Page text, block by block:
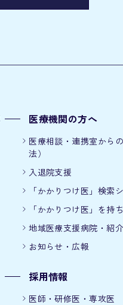
医療機関の方へ
医療相談・連携室から
法）
入退院支援
「かかりつけ医」検索
「かかりつけ医」を持
地域医療支援病院・紹
お知らせ・広報
採用情報
医師・研修医・専攻医